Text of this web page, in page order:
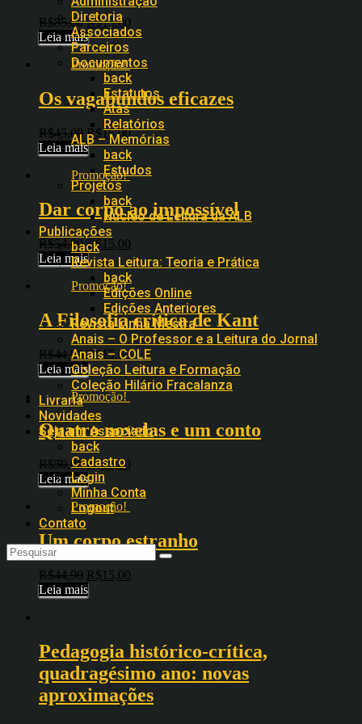
Diretoria
Associados
Parceiros
Documentos
back
Estatutos
Atas
Relatórios
ALB – Memórias
back
Estudos
Projetos
back
Núcleo de Leitura da ALB
Publicações
back
Revista Leitura: Teoria e Prática
back
Edições Online
Edições Anteriores
Revista Linha Mestra
Anais – O Professor e a Leitura do Jornal
Anais – COLE
Coleção Leitura e Formação
Coleção Hilário Fracalanza
Livraria
Novidades
Seja um Associado
back
Cadastro
Login
Minha Conta
Logout
Contato
R$85,00 R$15,00
Leia mais
Promoção!
Os vagabundos eficazes
R$45,00 R$15,00
Leia mais
Promoção!
Dar corpo ao impossível
R$54,80 R$ 15,00
Leia mais
Promoção!
A Filosofia crítica de Kant
R$44,90 R$15,00
Leia mais
Promoção!
Quatro novelas e um conto
R$50,00 R$15,00
Leia mais
Promoção!
Um corpo estranho
R$44,90 R$ 15,00
Leia mais
Pedagogia histórico-crítica,
quadragésimo ano: novas
aproximações